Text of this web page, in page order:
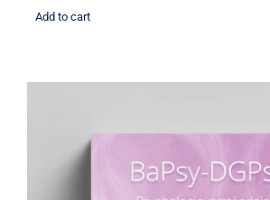
Add to cart